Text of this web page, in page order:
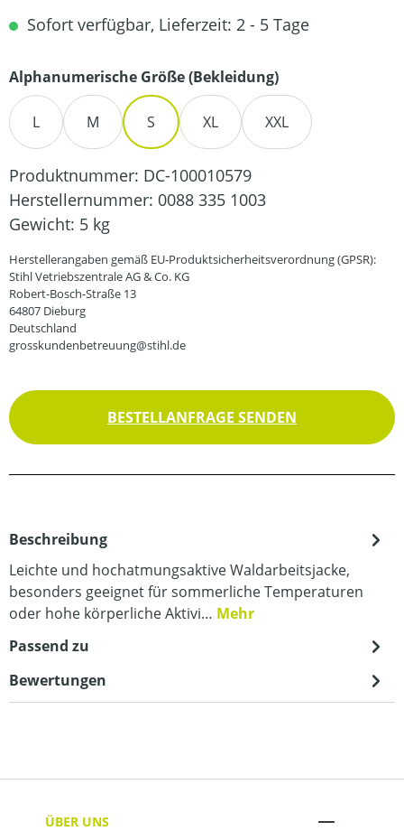
Sofort verfügbar, Lieferzeit: 2 - 5 Tage
Alphanumerische Größe (Bekleidung)auswählen
L M S XL XXL
Produktnummer: DC-100010579
Herstellernummer: 0088 335 1003
Gewicht: 5 kg
Herstellerangaben gemäß EU-Produktsicherheitsverordnung (GPSR):
Stihl Vetriebszentrale AG & Co. KG
Robert-Bosch-Straße 13
64807 Dieburg
Deutschland
grosskundenbetreuung@stihl.de
BESTELLANFRAGE SENDEN
Beschreibung
Leichte und hochatmungsaktive Waldarbeitsjacke,
besonders geeignet für sommerliche Temperaturen
oder hohe körperliche Aktivi… Mehr
Passend zu
Bewertungen
ÜBER UNS